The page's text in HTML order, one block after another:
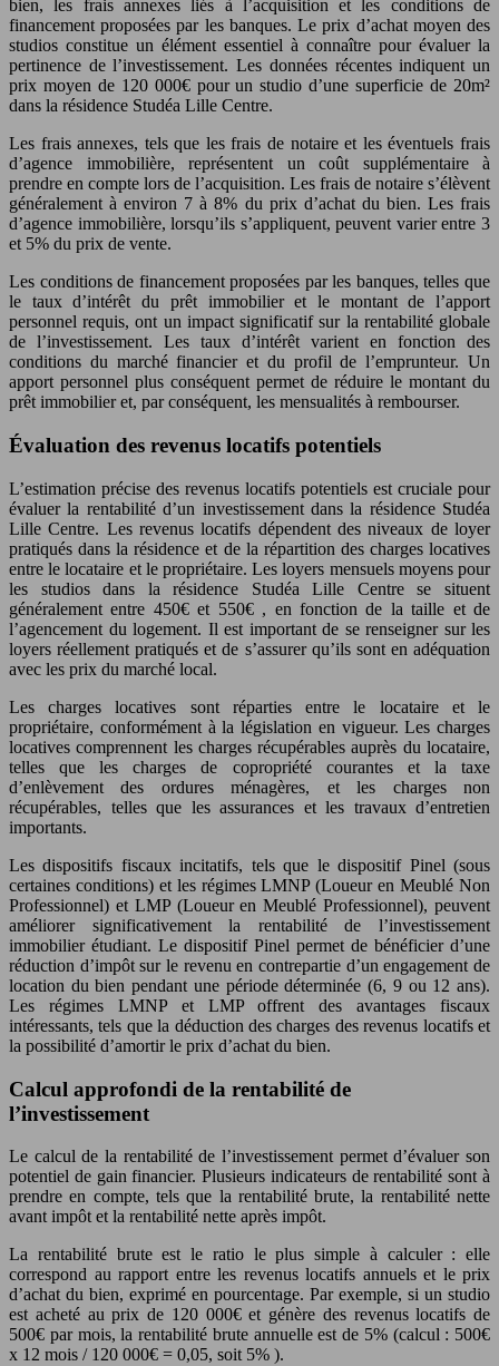
bien, les frais annexes liés à l’acquisition et les conditions de
financement proposées par les banques. Le prix d’achat moyen des
studios constitue un élément essentiel à connaître pour évaluer la
pertinence de l’investissement. Les données récentes indiquent un
prix moyen de 120 000€ pour un studio d’une superficie de 20m²
dans la résidence Studéa Lille Centre.
Les frais annexes, tels que les frais de notaire et les éventuels frais
d’agence immobilière, représentent un coût supplémentaire à
prendre en compte lors de l’acquisition. Les frais de notaire s’élèvent
généralement à environ 7 à 8% du prix d’achat du bien. Les frais
d’agence immobilière, lorsqu’ils s’appliquent, peuvent varier entre 3
et 5% du prix de vente.
Les conditions de financement proposées par les banques, telles que
le taux d’intérêt du prêt immobilier et le montant de l’apport
personnel requis, ont un impact significatif sur la rentabilité globale
de l’investissement. Les taux d’intérêt varient en fonction des
conditions du marché financier et du profil de l’emprunteur. Un
apport personnel plus conséquent permet de réduire le montant du
prêt immobilier et, par conséquent, les mensualités à rembourser.
Évaluation des revenus locatifs potentiels
L’estimation précise des revenus locatifs potentiels est cruciale pour
évaluer la rentabilité d’un investissement dans la résidence Studéa
Lille Centre. Les revenus locatifs dépendent des niveaux de loyer
pratiqués dans la résidence et de la répartition des charges locatives
entre le locataire et le propriétaire. Les loyers mensuels moyens pour
les studios dans la résidence Studéa Lille Centre se situent
généralement entre 450€et 550€ , en fonction de la taille et de
l’agencement du logement. Il est important de se renseigner sur les
loyers réellement pratiqués et de s’assurer qu’ils sont en adéquation
avec les prix du marché local.
Les charges locatives sont réparties entre le locataire et le
propriétaire, conformément à la législation en vigueur. Les charges
locatives comprennent les charges récupérables auprès du locataire,
telles que les charges de copropriété courantes et la taxe
d’enlèvement des ordures ménagères, et les charges non
récupérables, telles que les assurances et les travaux d’entretien
importants.
Les dispositifs fiscaux incitatifs, tels que le dispositif Pinel (sous
certaines conditions) et les régimes LMNP (Loueur en Meublé Non
Professionnel) et LMP (Loueur en Meublé Professionnel), peuvent
améliorer significativement la rentabilité de l’investissement
immobilier étudiant. Le dispositif Pinel permet de bénéficier d’une
réduction d’impôt sur le revenu en contrepartie d’un engagement de
location du bien pendant une période déterminée (6, 9 ou 12 ans).
Les régimes LMNP et LMP offrent des avantages fiscaux
intéressants, tels que la déduction des charges des revenus locatifs et
la possibilité d’amortir le prix d’achat du bien.
Calcul approfondi de la rentabilité de
l’investissement
Le calcul de la rentabilité de l’investissement permet d’évaluer son
potentiel de gain financier. Plusieurs indicateurs de rentabilité sont à
prendre en compte, tels que la rentabilité brute, la rentabilité nette
avant impôt et la rentabilité nette après impôt.
La rentabilité brute est le ratio le plus simple à calculer : elle
correspond au rapport entre les revenus locatifs annuels et le prix
d’achat du bien, exprimé en pourcentage. Par exemple, si un studio
est acheté au prix de 120 000€et génère des revenus locatifs de
500€ par mois, la rentabilité brute annuelle est de 5% (calcul : 500€
x 12 mois / 120 000€ = 0,05, soit 5% ).